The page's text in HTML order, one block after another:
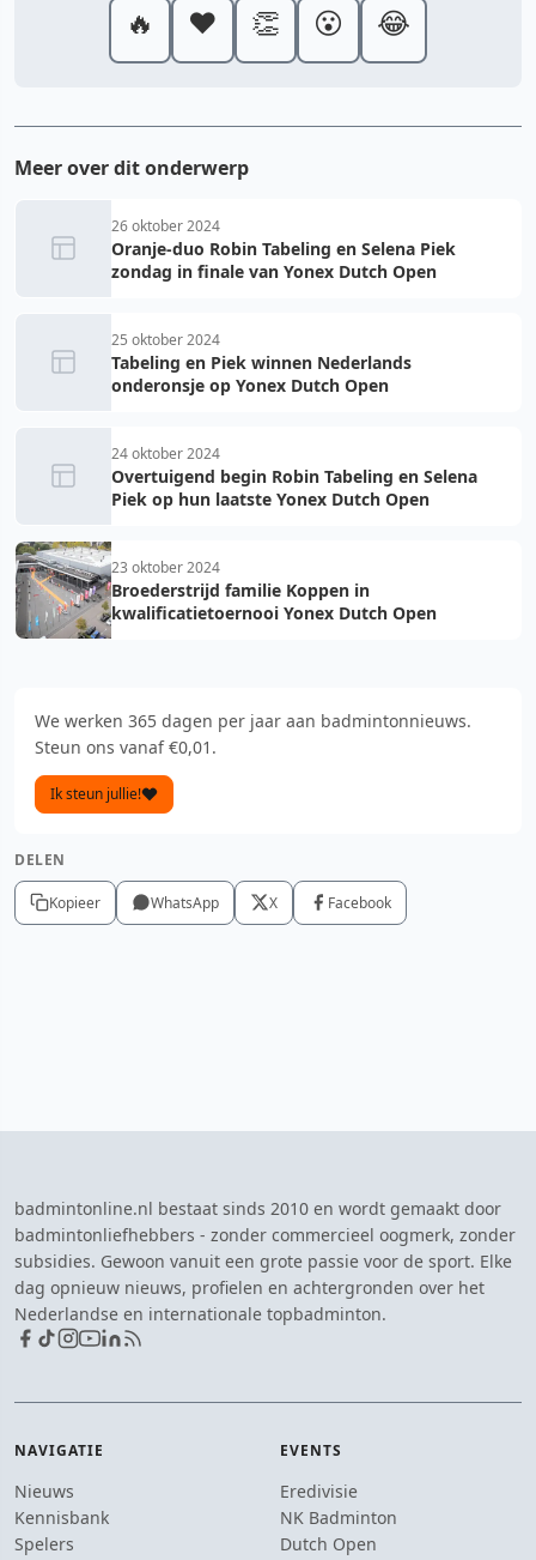
🔥 ❤️ 👏 😮 😂
Meer over dit onderwerp
26 oktober 2024
Oranje-duo Robin Tabeling en Selena Piek
zondag in finale van Yonex Dutch Open
25 oktober 2024
Tabeling en Piek winnen Nederlands
onderonsje op Yonex Dutch Open
24 oktober 2024
Overtuigend begin Robin Tabeling en Selena
Piek op hun laatste Yonex Dutch Open
23 oktober 2024
Broederstrijd familie Koppen in
kwalificatietoernooi Yonex Dutch Open
We werken 365 dagen per jaar aan badmintonnieuws.
Steun ons vanaf €0,01.
Ik steun jullie!
DELEN
Kopieer WhatsApp X Facebook
badmintonline.nl bestaat sinds 2010 en wordt gemaakt door
badmintonliefhebbers - zonder commercieel oogmerk, zonder
subsidies. Gewoon vanuit een grote passie voor de sport. Elke
dag opnieuw nieuws, profielen en achtergronden over het
Nederlandse en internationale topbadminton.
NAVIGATIE
Nieuws
Kennisbank
Spelers
EVENTS
Eredivisie
NK Badminton
Dutch Open